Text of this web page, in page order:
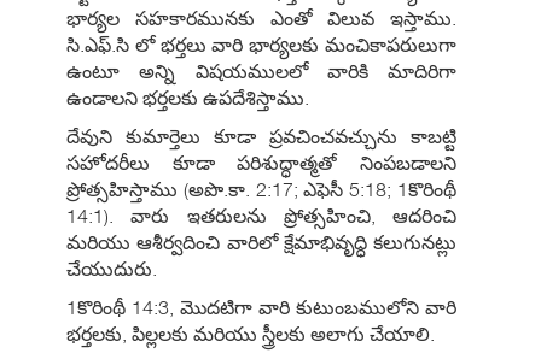
భార్యల సహకారమునకు ఎంతో విలువ ఇస్తాము.
సి.ఎఫ్.సి లో భర్తలు వారి భార్యలకు మంచికాపరులుగా
ఉంటూ అన్ని విషయములలో వారికి మాదిరిగా
ఉండాలని భర్తలకు ఉపదేశిస్తాము.
దేవుని కుమార్తెలు కూడా ప్రవచించవచ్చును కాబట్టి
సహోదరీలు కూడా పరిశుద్ధాత్మతో నింపబడాలని
ప్రోత్సహిస్తాము (అపొ.కా. 2:17; ఎఫెసీ 5:18; 1కొరింథీ
14:1). వారు ఇతరులను ప్రోత్సహించి, ఆదరించి
మరియు ఆశీర్వదించి వారిలో క్షేమాభివృద్ధి కలుగునట్లు
చేయుదురు.
1కొరింథీ 14:3, మొదటిగా వారి కుటుంబములోని వారి
భర్తలకు, పిల్లలకు మరియు స్త్రీలకు అలాగు చేయాలి.